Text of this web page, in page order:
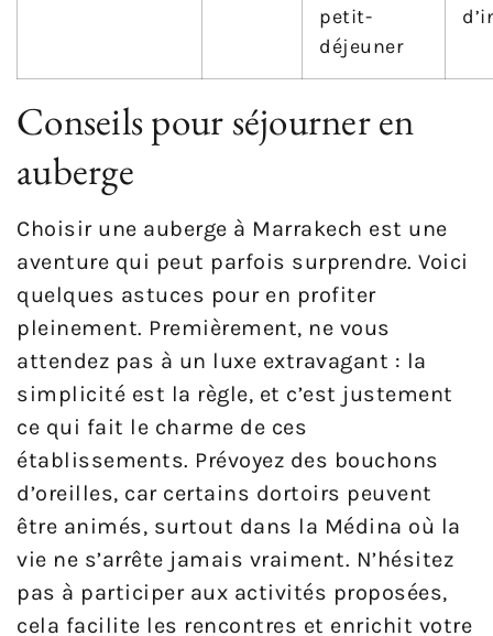
petit-
déjeuner
Conseils pour séjourner en
auberge
Choisir une auberge à Marrakech est une
aventure qui peut parfois surprendre. Voici
quelques astuces pour en profiter
pleinement. Premièrement, ne vous
attendez pas à un luxe extravagant : la
simplicité est la règle, et c’est justement
ce qui fait le charme de ces
établissements. Prévoyez des bouchons
d’oreilles, car certains dortoirs peuvent
être animés, surtout dans la Médina où la
vie ne s’arrête jamais vraiment. N’hésitez
pas à participer aux activités proposées,
cela facilite les rencontres et enrichit votre